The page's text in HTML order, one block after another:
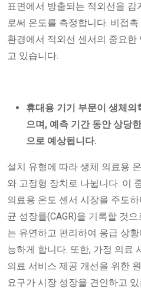
표면에서 방출되는 적외선을
로써 온도를 측정합니다. 비접
환경에서 적외선 센서의 중요
고 있습니다.
휴대용 기기 부문이 생체
으며, 예측 기간 동안 상당
으로 예상됩니다.
설치 유형에 따라 생체 의료용
와 고정형 장치로 나뉩니다. 이
의료용 온도 센서 시장을 주도
균 성장률(CAGR)을 기록할 것
는 유연하고 편리하여 응급 상
능하게 합니다. 또한, 가정 의료
의료 서비스 제공 개선을 위한
요구가 시장 성장을 견인하고 있